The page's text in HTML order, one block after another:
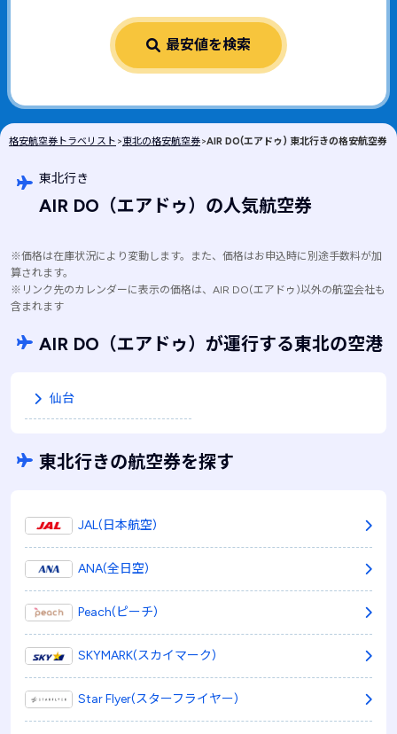
最安値を検索
格安航空券トラベリスト >東北の格安航空券>AIR DO(エアドゥ) 東北行きの格安航空券
東北行き
AIR DO （エアドゥ） の人気航空券
※価格は在庫状況により変動します。また、価格はお申込時に別途手数料が加
算されます。
※リンク先のカレンダーに表示の価格は、AIR DO(エアドゥ)以外の航空会社も
含まれます
AIR DO （エアドゥ） が運行する東北の空港
仙台
東北行きの航空券を探す
JAL(日本航空)
ANA(全日空)
Peach(ピーチ)
SKYMARK(スカイマーク)
Star Flyer(スターフライヤー)